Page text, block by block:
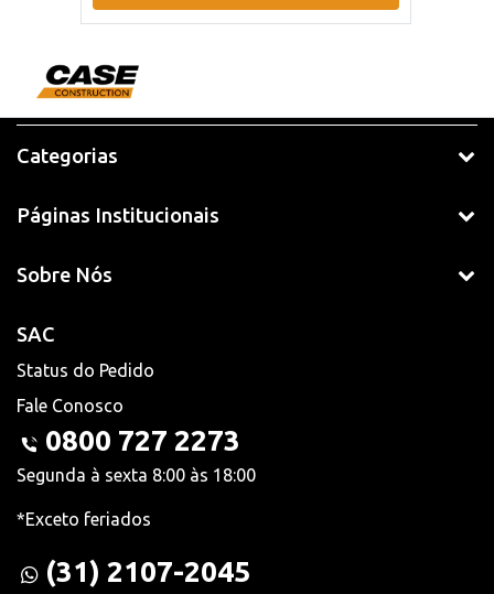
Categorias
Páginas Institucionais
Sobre Nós
SAC
Status do Pedido
Fale Conosco
0800 727 2273
Segunda à sexta 8:00 às 18:00
*Exceto feriados
(31) 2107-2045